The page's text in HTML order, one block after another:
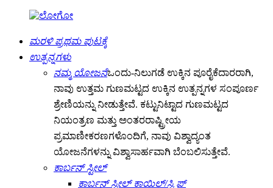
ಮರಳಿ ಪ್ರಥಮ ಪುಟಕ್ಕೆ
ಉತ್ಪನ್ನಗಳು
ನಮ್ಮ ಯೋಜನೆಒಂದು-ನಿಲುಗಡೆ ಉಕ್ಕಿನ ಪೂರೈಕೆದಾರರಾಗಿ,
ನಾವು ಉತ್ತಮ ಗುಣಮಟ್ಟದ ಉಕ್ಕಿನ ಉತ್ಪನ್ನಗಳ ಸಂಪೂರ್ಣ
ಶ್ರೇಣಿಯನ್ನು ನೀಡುತ್ತೇವೆ. ಕಟ್ಟುನಿಟ್ಟಾದ ಗುಣಮಟ್ಟದ
ನಿಯಂತ್ರಣ ಮತ್ತು ಅಂತರರಾಷ್ಟ್ರೀಯ
ಪ್ರಮಾಣೀಕರಣಗಳೊಂದಿಗೆ, ನಾವು ವಿಶ್ವಾದ್ಯಂತ
ಯೋಜನೆಗಳನ್ನು ವಿಶ್ವಾಸಾರ್ಹವಾಗಿ ಬೆಂಬಲಿಸುತ್ತೇವೆ.
ಕಾರ್ಬನ್ ಸ್ಟೀಲ್
ಕಾರ್ಬನ್ ಸ್ಟೀಲ್ ಕಾಯಿಲ್/ಸ್ಟ್ರಿಪ್